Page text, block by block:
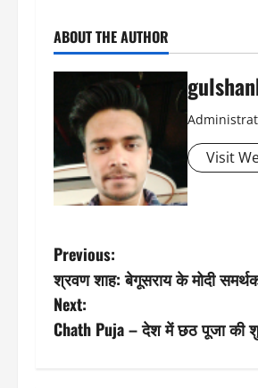
ABOUT THE AUTHOR
Visit
P
o
s
Previous:
श्रवण शाह: बेगूसराय के मोदी
Next:
Chath Puja – देश में छठ पूजा की